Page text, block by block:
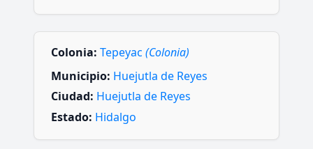
Colonia: Tepeyac (Colonia)
Municipio: Huejutla de Reyes
Ciudad: Huejutla de Reyes
Estado: Hidalgo